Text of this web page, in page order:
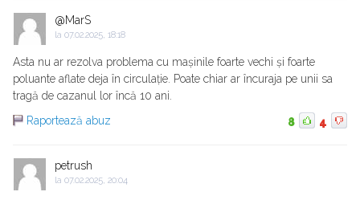
@MarS
la 07.02.2025, 18:18
Asta nu ar rezolva problema cu mașinile foarte vechi și foarte
poluante aflate deja în circulație. Poate chiar ar încuraja pe unii sa
tragă de cazanul lor încă 10 ani.
Raportează abuz
8 4
petrush
la 07.02.2025, 20:04